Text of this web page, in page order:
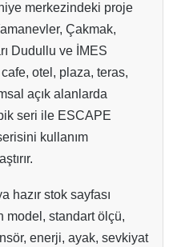
merkezindeki proje
Çakmak,
Dudullu ve İMES
otel, plaza, teras,
açık alanlarda
seri ile ESCAPE
kullanım
hazır stok sayfası
model, standart ölçü,
enerji, ayak, sevkiyat